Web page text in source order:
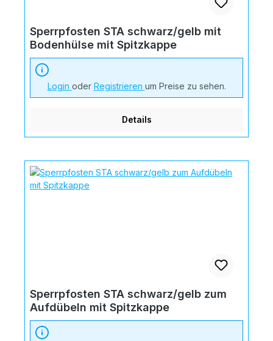
Sperrpfosten STA schwarz/gelb mit
Bodenhülse mit Spitzkappe
Login oder Registrieren um Preise zu sehen.
Details
Sperrpfosten STA schwarz/gelb zum
Aufdübeln mit Spitzkappe